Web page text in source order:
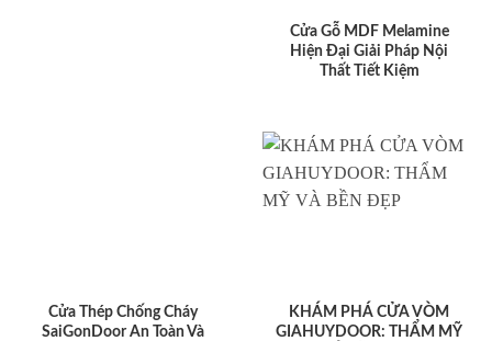
Cửa Gỗ MDF Melamine
Hiện Đại Giải Pháp Nội
Thất Tiết Kiệm
Cửa Thép Chống Cháy
SaiGonDoor An Toàn Và
KHÁM PHÁ CỬA VÒM
GIAHUYDOOR: THẨM MỸ